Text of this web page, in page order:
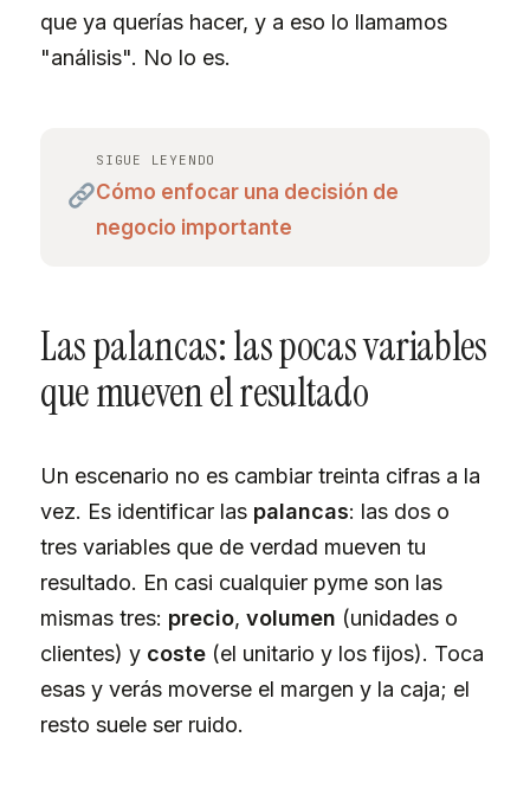
que ya querías hacer, y a eso lo llamamos
"análisis". No lo es.
SIGUE LEYENDO
Cómo enfocar una decisión de
negocio importante
Las palancas: las pocas variables
que mueven el resultado
Un escenario no es cambiar treinta cifras a la
vez. Es identificar las palancas: las dos o
tres variables que de verdad mueven tu
resultado. En casi cualquier pyme son las
mismas tres: precio, volumen (unidades o
clientes) y coste (el unitario y los fijos). Toca
esas y verás moverse el margen y la caja; el
resto suele ser ruido.